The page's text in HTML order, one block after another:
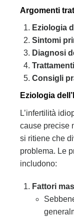
Argomenti
Eziologia
Sintomi
Diagnosi
Consigli
Eziologia
L’infertilità
cause precise
si ritiene che
problema. Le
includono:
Fattori